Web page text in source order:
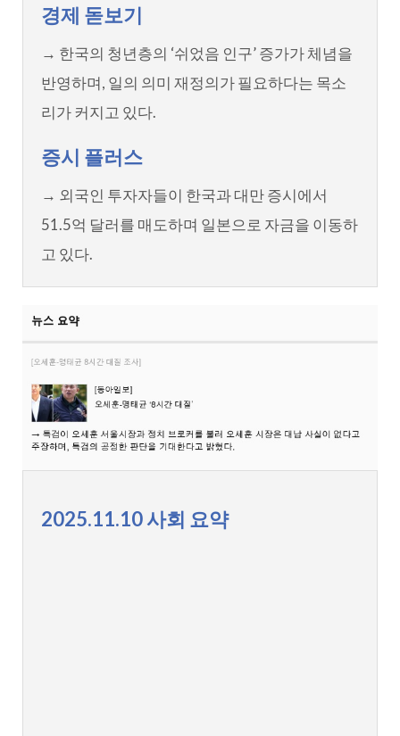
경제 돋보기
→ 한국의 청년층의 ‘쉬었음 인구’ 증가가 체념을
반영하며, 일의 의미 재정의가 필요하다는 목소
리가 커지고 있다.
증시 플러스
→ 외국인 투자자들이 한국과 대만 증시에서
51.5억 달러를 매도하며 일본으로 자금을 이동하
고 있다.
2025.11.10 사회 요약